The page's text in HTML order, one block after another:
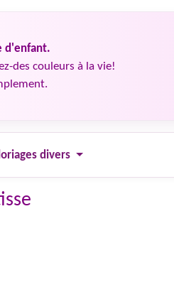
d'enfant.
des couleurs à la vie!
divers